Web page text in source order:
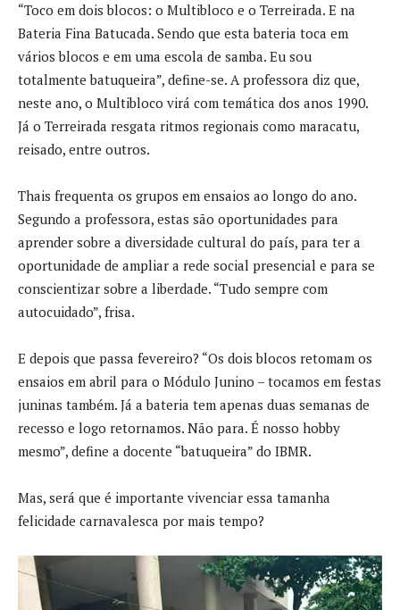
“Toco em dois blocos: o Multibloco e o Terreirada. E na
Bateria Fina Batucada. Sendo que esta bateria toca em
vários blocos e em uma escola de samba. Eu sou
totalmente batuqueira”, define-se. A professora diz que,
neste ano, o Multibloco virá com temática dos anos 1990.
Já o Terreirada resgata ritmos regionais como maracatu,
reisado, entre outros.
Thais frequenta os grupos em ensaios ao longo do ano.
Segundo a professora, estas são oportunidades para
aprender sobre a diversidade cultural do país, para ter a
oportunidade de ampliar a rede social presencial e para se
conscientizar sobre a liberdade. “Tudo sempre com
autocuidado”, frisa.
E depois que passa fevereiro? “Os dois blocos retomam os
ensaios em abril para o Módulo Junino – tocamos em festas
juninas também. Já a bateria tem apenas duas semanas de
recesso e logo retornamos. Não para. É nosso hobby
mesmo”, define a docente “batuqueira” do IBMR.
Mas, será que é importante vivenciar essa tamanha
felicidade carnavalesca por mais tempo?